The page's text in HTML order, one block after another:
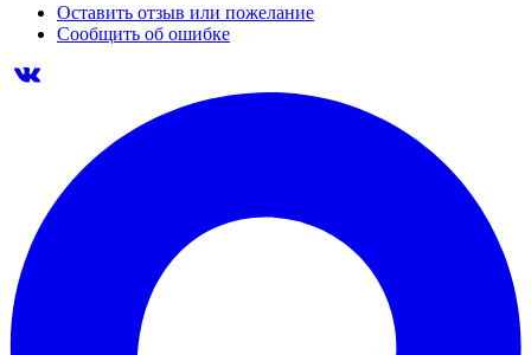
Оставить отзыв или пожелание
Сообщить об ошибке